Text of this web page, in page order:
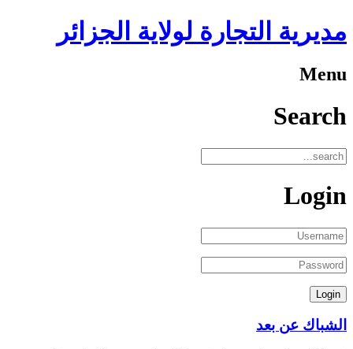
مديرية التجارة لولاية الجزائر
Menu
Search
Login
الشباك عن بعد